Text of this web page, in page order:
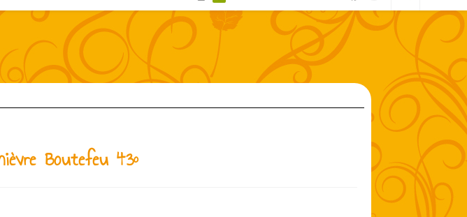
Boutefeu 43°